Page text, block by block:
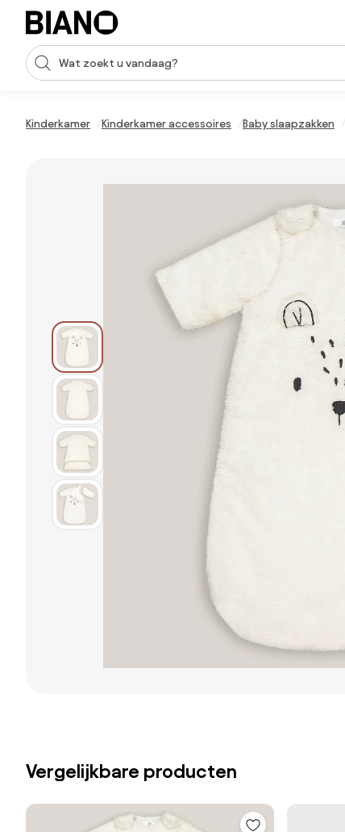
Navigatie overslaan, naar inhoud springen
Zoekopdracht invoeren
Kinderkamer Kinderkamer accessoires Baby slaapzakken
Vergelijkbare producten